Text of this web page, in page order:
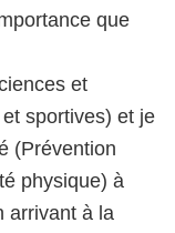
que
et
sportives) et je
(Prévention
physique) à
arrivant à la